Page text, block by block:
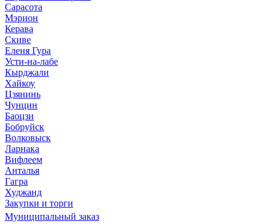
Сарасота
Мэрион
Керава
Скиве
Еленя Гура
Усти-на-лабе
Кырджали
Хайкоу
Цзянинь
Чунцин
Баоцзи
Бобруйск
Волковыск
Ларнака
Вифлеем
Анталья
Гагра
Худжанд
Закупки и торги
Муниципальный заказ